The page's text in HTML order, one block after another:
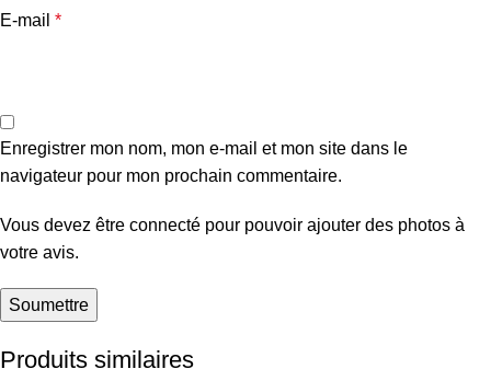
E-mail *
Enregistrer mon nom, mon e-mail et mon site dans le
navigateur pour mon prochain commentaire.
Vous devez être connecté pour pouvoir ajouter des photos à
votre avis.
Produits similaires